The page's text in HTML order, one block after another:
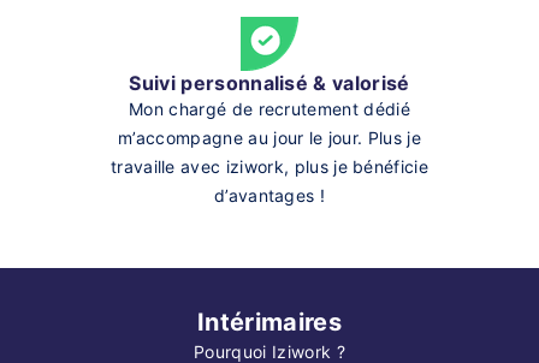
Suivi personnalisé & valorisé
Mon chargé de recrutement dédié
m’accompagne au jour le jour. Plus je
travaille avec iziwork, plus je bénéficie
d’avantages !
Intérimaires
Pourquoi Iziwork ?